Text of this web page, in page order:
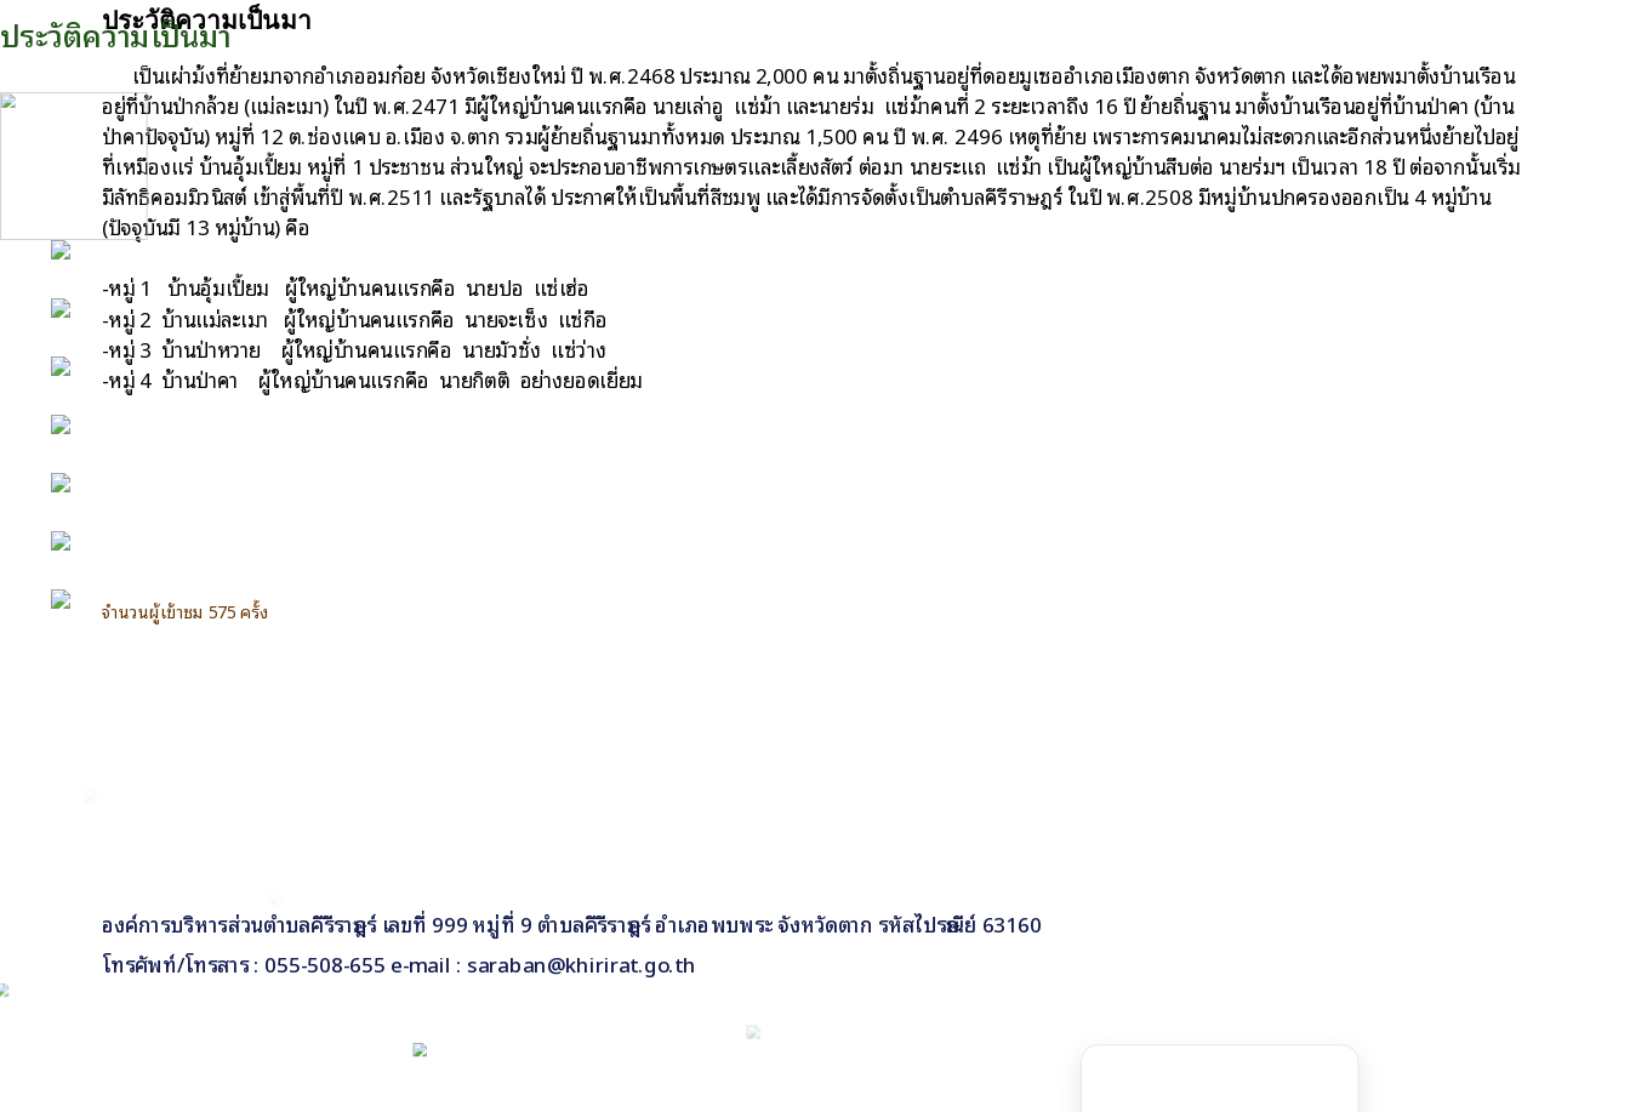
ประวัติความเป็นมา
ประวัติความเป็นมา
เป็นเผ่าม้งที่ย้ายมาจากอำเภออมก๋อย จังหวัดเชียงใหม่ ปี พ.ศ.2468 ประมาณ 2,000 คน มาตั้งถิ่นฐานอยู่ที่ดอยมูเซออำเภอเมืองตาก จังหวัดตาก และได้อพยพมาตั้งบ้านเรือน
อยู่ที่บ้านป่ากล้วย (แม่ละเมา) ในปี พ.ศ.2471 มีผู้ใหญ่บ้านคนแรกคือ นายเล่าอู แซ่ม้า และนายร่ม แซ่ม้าคนที่ 2 ระยะเวลาถึง 16 ปี ย้ายถิ่นฐาน มาตั้งบ้านเรือนอยู่ที่บ้านป่าคา (บ้าน
ป่าคาปัจจุบัน) หมู่ที่ 12 ต.ช่องแคบ อ.เมือง จ.ตาก รวมผู้ย้ายถิ่นฐานมาทั้งหมด ประมาณ 1,500 คน ปี พ.ศ. 2496 เหตุที่ย้าย เพราะการคมนาคมไม่สะดวกและอีกส่วนหนึ่งย้ายไปอยู่
ที่เหมืองแร่ บ้านอุ้มเปี้ยม หมู่ที่ 1 ประชาชน ส่วนใหญ่ จะประกอบอาชีพการเกษตรและเลี้ยงสัตว์ ต่อมา นายระแถ แซ่ม้า เป็นผู้ใหญ่บ้านสืบต่อ นายร่มฯ เป็นเวลา 18 ปี ต่อจากนั้นเริ่ม
มีลัทธิคอมมิวนิสต์ เข้าสู่พื้นที่ปี พ.ศ.2511 และรัฐบาลได้ ประกาศให้เป็นพื้นที่สีชมพู และได้มีการจัดตั้งเป็นตำบลคีรีราษฎร์ ในปี พ.ศ.2508 มีหมู่บ้านปกครองออกเป็น 4 หมู่บ้าน
(ปัจจุบันมี 13 หมู่บ้าน) คือ
-หมู่ 1 บ้านอุ้มเปี้ยม ผู้ใหญ่บ้านคนแรกคือ นายปอ แซ่เฮ่อ
-หมู่ 2 บ้านแม่ละเมา ผู้ใหญ่บ้านคนแรกคือ นายจะเซ็ง แซ่กือ
-หมู่ 3 บ้านป่าหวาย ผู้ใหญ่บ้านคนแรกคือ นายมัวชั่ง แซ่ว่าง
-หมู่ 4 บ้านป่าคา ผู้ใหญ่บ้านคนแรกคือ นายกิตติ อย่างยอดเยี่ยม
จำนวนผู้เข้าชม 575 ครั้ง
องค์การบริหารส่วนตำบลคีรีราษฎร์ เลขที่ 999 หมู่ที่ 9 ตำบลคีรีราษฎร์ อำเภอพบพระ จังหวัดตาก รหัสไปรษณีย์ 63160
โทรศัพท์/โทรสาร : 055-508-655 e-mail : saraban@khirirat.go.th